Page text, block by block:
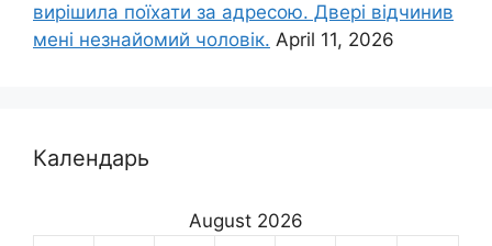
вирішила поїхати за адресою. Двері відчинив
мені незнайомий чоловік. April 11, 2026
Календарь
August 2026